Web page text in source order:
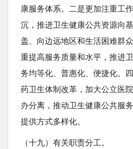
康服务体系。二是更加注重工
沉，推进卫生健康公共资源向
盖、向边远地区和生活困难群
重提高服务质量和水平，推进
务均等化、普惠化、便捷化。
药卫生体制改革，加大公立医
办分离，推动卫生健康公共服
提供方式多样化。
（十九）有关职责分工。